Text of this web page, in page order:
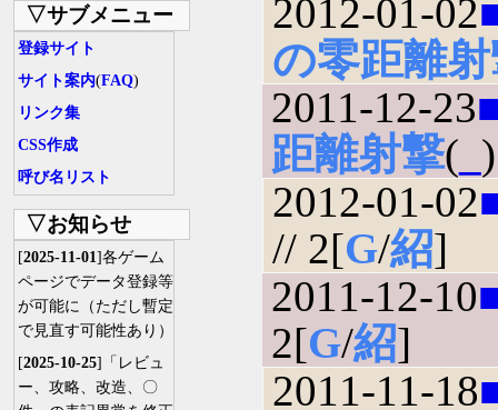
▽サブメニュー
登録サイト
サイト案内(FAQ)
リンク集
CSS作成
呼び名リスト
▽お知らせ
[2025-11-01]各ゲーム
ページでデータ登録等
が可能に（ただし暫定
で見直す可能性あり）
[2025-10-25]「レビュ
ー、攻略、改造、〇
2012-01-02
の零距離
2011-12-23
距離射撃(
2012-01-02
// 2[G/紹]
2011-12-10
2[G/紹]
2011-11-18